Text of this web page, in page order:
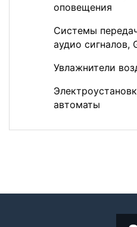
оповещения
Системы
аудио сигналов,
Увлажнители
автоматы